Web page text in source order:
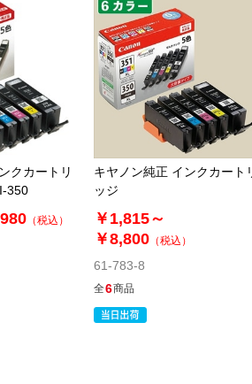
クカートリ
350
（税込）
キヤノン純正 インクカート
ッジ
￥1,815～
￥8,800 （税込）
61-783-8
全6商品